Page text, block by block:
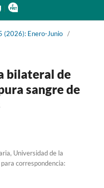
(2026): Enero-Junio /
bilateral de
sangre de
Universidad de la
correspondencia: